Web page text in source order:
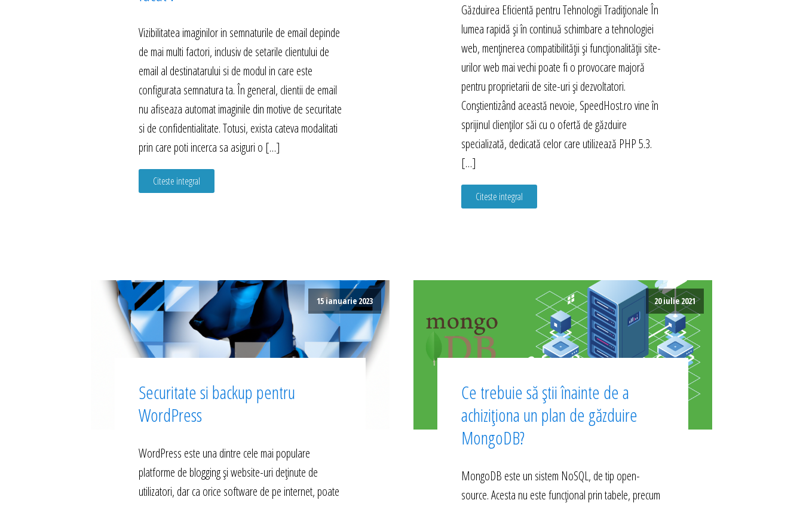
Vizibilitatea imaginilor in semnaturile de email depinde
de mai multi factori, inclusiv de setarile clientului de
email al destinatarului si de modul in care este
configurata semnatura ta. În general, clientii de email
nu afiseaza automat imaginile din motive de securitate
si de confidentialitate. Totusi, exista cateva modalitati
prin care poti incerca sa asiguri o […]
Citeste integral
Găzduirea Eficientă pentru Tehnologii Tradiționale În
lumea rapidă și în continuă schimbare a tehnologiei
web, menținerea compatibilității și funcționalității site-
urilor web mai vechi poate fi o provocare majoră
pentru proprietarii de site-uri și dezvoltatori.
Conștientizând această nevoie, SpeedHost.ro vine în
sprijinul clienților săi cu o ofertă de găzduire
specializată, dedicată celor care utilizează PHP 5.3.
[…]
Citeste integral
15 ianuarie 2023
Securitate si backup pentru
WordPress
WordPress este una dintre cele mai populare
platforme de blogging și website-uri deținute de
utilizatori, dar ca orice software de pe internet, poate
20 iulie 2021
Ce trebuie să știi înainte de a
achiziționa un plan de găzduire
MongoDB?
MongoDB este un sistem NoSQL, de tip open-
source. Acesta nu este funcțional prin tabele, precum